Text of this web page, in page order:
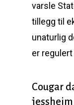
varsle
tillegg til
unaturlig
er
Cougar
jessheim